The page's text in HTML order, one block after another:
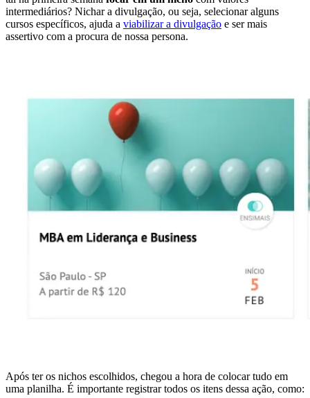
intermediários? Nichar a divulgação, ou seja, selecionar alguns
cursos específicos, ajuda a viabilizar a divulgação e ser mais
assertivo com a procura de nossa persona.
Após ter os nichos escolhidos, chegou a hora de colocar tudo em
uma planilha. É importante registrar todos os itens dessa ação, como: